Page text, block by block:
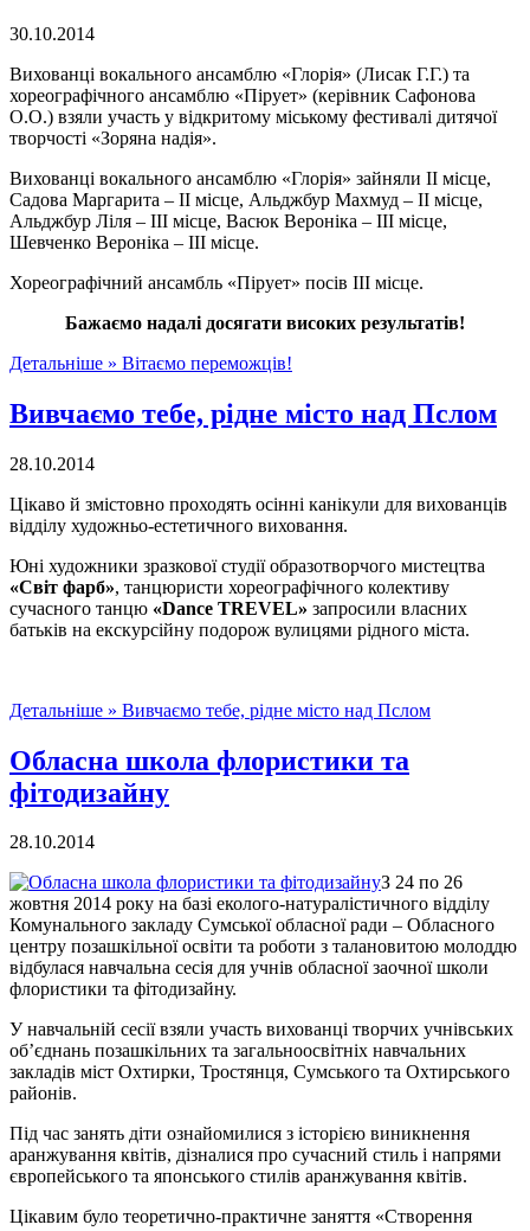
30.10.2014
Вихованці вокального ансамблю «Глорія» (Лисак Г.Г.) та
хореографічного ансамблю «Пірует» (керівник Сафонова
О.О.) взяли участь у відкритому міському фестивалі дитячої
творчості «Зоряна надія».
Вихованці вокального ансамблю «Глорія» зайняли ІІ місце,
Садова Маргарита – ІІ місце, Альджбур Махмуд – ІІ місце,
Альджбур Ліля – ІІІ місце, Васюк Вероніка – ІІІ місце,
Шевченко Вероніка – ІІІ місце.
Хореографічний ансамбль «Пірует» посів ІІІ місце.
Бажаємо надалі досягати високих результатів!
Детальніше » Вітаємо переможців!
Вивчаємо тебе, рідне місто над Пслом
28.10.2014
Цікаво й змістовно проходять осінні канікули для вихованців
відділу художньо-естетичного виховання.
Юні художники зразкової студії образотворчого мистецтва
«Світ фарб», танцюристи хореографічного колективу
сучасного танцю «Dance TREVEL» запросили власних
батьків на екскурсійну подорож вулицями рідного міста.
Детальніше » Вивчаємо тебе, рідне місто над Пслом
Обласна школа флористики та
фітодизайну
28.10.2014
З 24 по 26
жовтня 2014 року на базі еколого-натуралістичного відділу
Комунального закладу Сумської обласної ради – Обласного
центру позашкільної освіти та роботи з талановитою молоддю
відбулася навчальна сесія для учнів обласної заочної школи
флористики та фітодизайну.
У навчальній сесії взяли участь вихованці творчих учнівських
об’єднань позашкільних та загальноосвітніх навчальних
закладів міст Охтирки, Тростянця, Сумського та Охтирського
районів.
Під час занять діти ознайомилися з історією виникнення
аранжування квітів, дізналися про сучасний стиль і напрями
європейського та японського стилів аранжування квітів.
Цікавим було теоретично-практичне заняття «Створення